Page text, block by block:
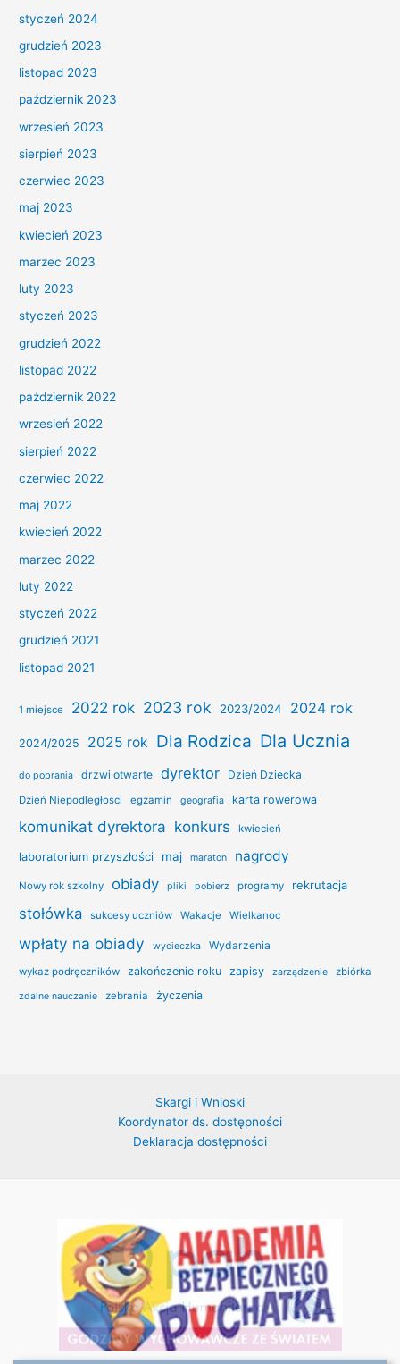
styczeń 2024
grudzień 2023
listopad 2023
październik 2023
wrzesień 2023
sierpień 2023
czerwiec 2023
maj 2023
kwiecień 2023
marzec 2023
luty 2023
styczeń 2023
grudzień 2022
listopad 2022
październik 2022
wrzesień 2022
sierpień 2022
czerwiec 2022
maj 2022
kwiecień 2022
marzec 2022
luty 2022
styczeń 2022
grudzień 2021
listopad 2021
1 miejsce 2022 rok 2023 rok 2023/2024 2024 rok
2024/2025 2025 rok Dla Rodzica Dla Ucznia
do pobrania drzwi otwarte dyrektor Dzień Dziecka
Dzień Niepodległości egzamin geografia karta rowerowa
komunikat dyrektora konkurs kwiecień
laboratorium przyszłości maj maraton nagrody
Nowy rok szkolny obiady pliki pobierz programy rekrutacja
stołówka sukcesy uczniów Wakacje Wielkanoc
wpłaty na obiady wycieczka Wydarzenia
wykaz podręczników zakończenie roku zapisy zarządzenie zbiórka
zdalne nauczanie zebrania życzenia
Skargi i Wnioski
Koordynator ds. dostępności
Deklaracja dostępności